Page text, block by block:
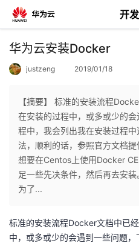
开
返
个
人
页
我
开
华为云安装Docker
justzeng 2019/01/18
【摘要】 标准的安装流程
在安装的过程中，或多或少的
程中，我会列出我在安装过程
法，顺利的话，参照官方文档提
想要在Centos上使用Docker
足一些先决条件，然后再去安
为了...
标准的安装流程Docker文档中已
中，或多或少的会遇到一些问题